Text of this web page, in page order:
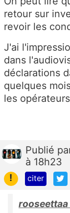
retour sur
revoir les
J'ai
dans
déclarations
quelques
les
Publié
à 18h23
!
citer
rooseettaa